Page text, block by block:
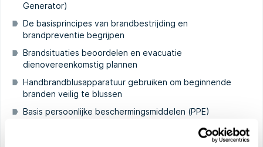
Generator)
De basisprincipes van brandbestrijding en
brandpreventie begrijpen
Brandsituaties beoordelen en evacuatie
dienovereenkomstig plannen
Handbrandblusapparatuur gebruiken om beginnende
branden veilig te blussen
Basis persoonlijke beschermingsmiddelen (PPE)
Veilig werken en reddingsprocedures in noodsituaties